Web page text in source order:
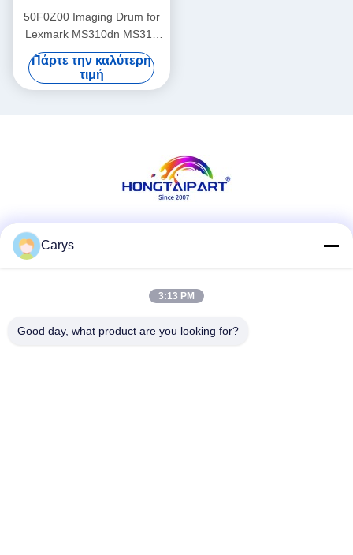
50F0Z00 Imaging Drum for
Lexmark MS310dn MS312
MS315 MS410 MS415
MS610 Printer
Πάρτε την καλύτερη
τιμή
Carys
3:13 PM
Good day, what product are you looking for?